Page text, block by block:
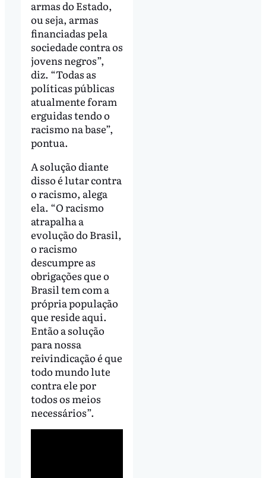
armas do Estado,
ou seja, armas
financiadas pela
sociedade contra os
jovens negros”,
diz. “Todas as
políticas públicas
atualmente foram
erguidas tendo o
racismo na base”,
pontua.
A solução diante
disso é lutar contra
o racismo, alega
ela. “O racismo
atrapalha a
evolução do Brasil,
o racismo
descumpre as
obrigações que o
Brasil tem com a
própria população
que reside aqui.
Então a solução
para nossa
reivindicação é que
todo mundo lute
contra ele por
todos os meios
necessários”.